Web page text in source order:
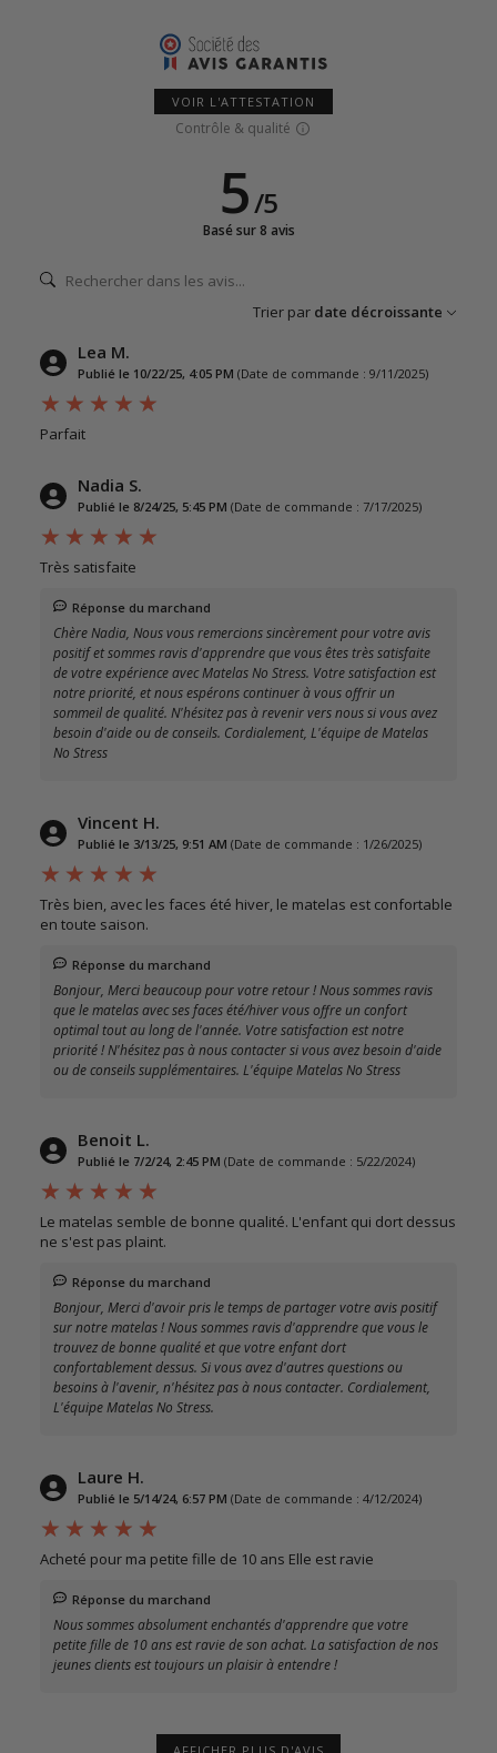
VOIR L'ATTESTATION
Contrôle & qualité
5/5
Basé sur 8 avis
Trier par date décroissante
Lea M.
Publié le 10/22/25, 4:05 PM (Date de commande : 9/11/2025)
Parfait
Nadia S.
Publié le 8/24/25, 5:45 PM (Date de commande : 7/17/2025)
Très satisfaite
Réponse du marchand
Chère Nadia, Nous vous remercions sincèrement pour votre avis
positif et sommes ravis d'apprendre que vous êtes très satisfaite
de votre expérience avec Matelas No Stress. Votre satisfaction est
notre priorité, et nous espérons continuer à vous offrir un
sommeil de qualité. N'hésitez pas à revenir vers nous si vous avez
besoin d'aide ou de conseils. Cordialement, L'équipe de Matelas
No Stress
Vincent H.
Publié le 3/13/25, 9:51 AM (Date de commande : 1/26/2025)
Très bien, avec les faces été hiver, le matelas est confortable
en toute saison.
Réponse du marchand
Bonjour, Merci beaucoup pour votre retour ! Nous sommes ravis
que le matelas avec ses faces été/hiver vous offre un confort
optimal tout au long de l'année. Votre satisfaction est notre
priorité ! N'hésitez pas à nous contacter si vous avez besoin d'aide
ou de conseils supplémentaires. L'équipe Matelas No Stress
Benoit L.
Publié le 7/2/24, 2:45 PM (Date de commande : 5/22/2024)
Le matelas semble de bonne qualité. L'enfant qui dort dessus
ne s'est pas plaint.
Réponse du marchand
Bonjour, Merci d'avoir pris le temps de partager votre avis positif
sur notre matelas ! Nous sommes ravis d'apprendre que vous le
trouvez de bonne qualité et que votre enfant dort
confortablement dessus. Si vous avez d'autres questions ou
besoins à l'avenir, n'hésitez pas à nous contacter. Cordialement,
L'équipe Matelas No Stress.
Laure H.
Publié le 5/14/24, 6:57 PM (Date de commande : 4/12/2024)
Acheté pour ma petite fille de 10 ans Elle est ravie
Réponse du marchand
Nous sommes absolument enchantés d'apprendre que votre
petite fille de 10 ans est ravie de son achat. La satisfaction de nos
jeunes clients est toujours un plaisir à entendre !